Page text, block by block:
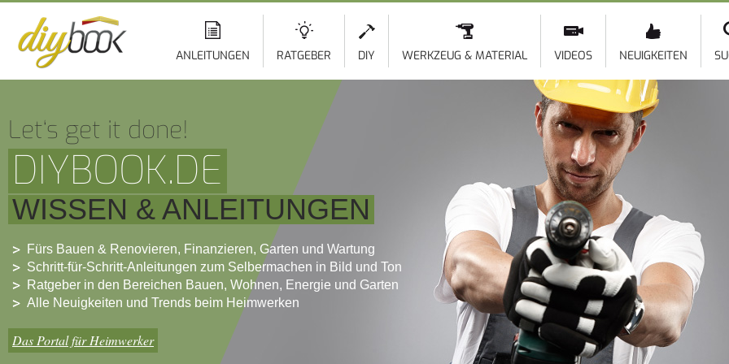
ANLEITUNGEN RATGEBER DIY WERKZEUG & MATERIAL VIDEOS NEUIGKEITEN
Let‘s get it done!
DIYBOOK.DE
WISSEN & ANLEITUNGEN
Fürs Bauen & Renovieren, Finanzieren, Garten und Wartung
Schritt-für-Schritt-Anleitungen zum Selbermachen in Bild und Ton
Ratgeber in den Bereichen Bauen, Wohnen, Energie und Garten
Alle Neuigkeiten und Trends beim Heimwerken
Das Portal für Heimwerker